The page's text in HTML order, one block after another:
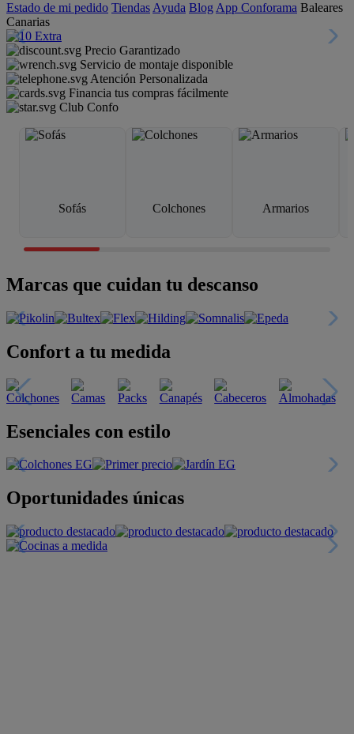
Estado de mi pedido Tiendas Ayuda Blog App Conforama Baleares
Canarias
Precio Garantizado
Servicio de montaje disponible
Atención Personalizada
Financia tus compras fácilmente
Club Confo
Sofás Colchones Armarios
Marcas que cuidan tu descanso
Confort a tu medida
Esenciales con estilo
Oportunidades únicas